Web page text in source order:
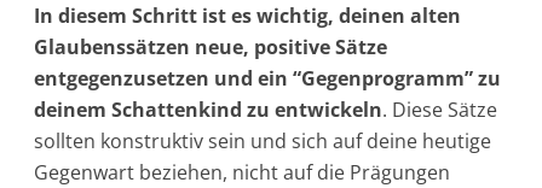
In diesem Schritt ist es wichtig, deinen alten
Glaubenssätzen neue, positive Sätze
entgegenzusetzen und ein “Gegenprogramm” zu
deinem Schattenkind zu entwickeln. Diese Sätze
sollten konstruktiv sein und sich auf deine heutige
Gegenwart beziehen, nicht auf die Prägungen